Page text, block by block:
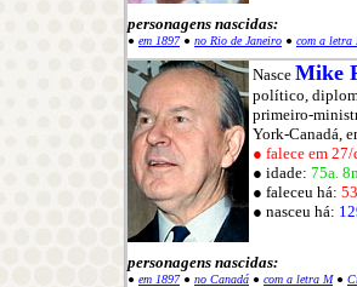
personagens nascidas:
● em 1897● no Rio de Janeiro ● com a letra
Nasce Mike
político,
primeiro-
York-Canadá,
● falece em
● idade: 75a.
● faleceu há:
● nasceu há:
personagens nascidas:
● em 1897● no Canadá ● com a letra M●